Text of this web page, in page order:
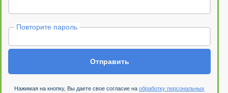
Повторите пароль
Отправить
Нажимая на кнопку, Вы даете свое согласие на обработку персональных